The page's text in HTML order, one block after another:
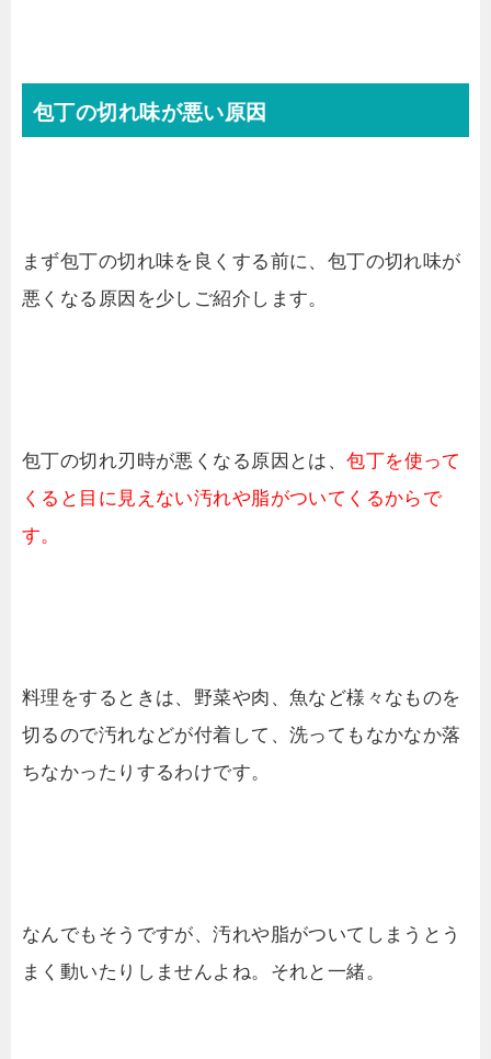
包丁の切れ味が悪い原因
まず包丁の切れ味を良くする前に、包丁の切れ味が
悪くなる原因を少しご紹介します。
包丁の切れ刃時が悪くなる原因とは、包丁を使って
くると目に見えない汚れや脂がついてくるからで
す。
料理をするときは、野菜や肉、魚など様々なものを
切るので汚れなどが付着して、洗ってもなかなか落
ちなかったりするわけです。
なんでもそうですが、汚れや脂がついてしまうとう
まく動いたりしませんよね。それと一緒。